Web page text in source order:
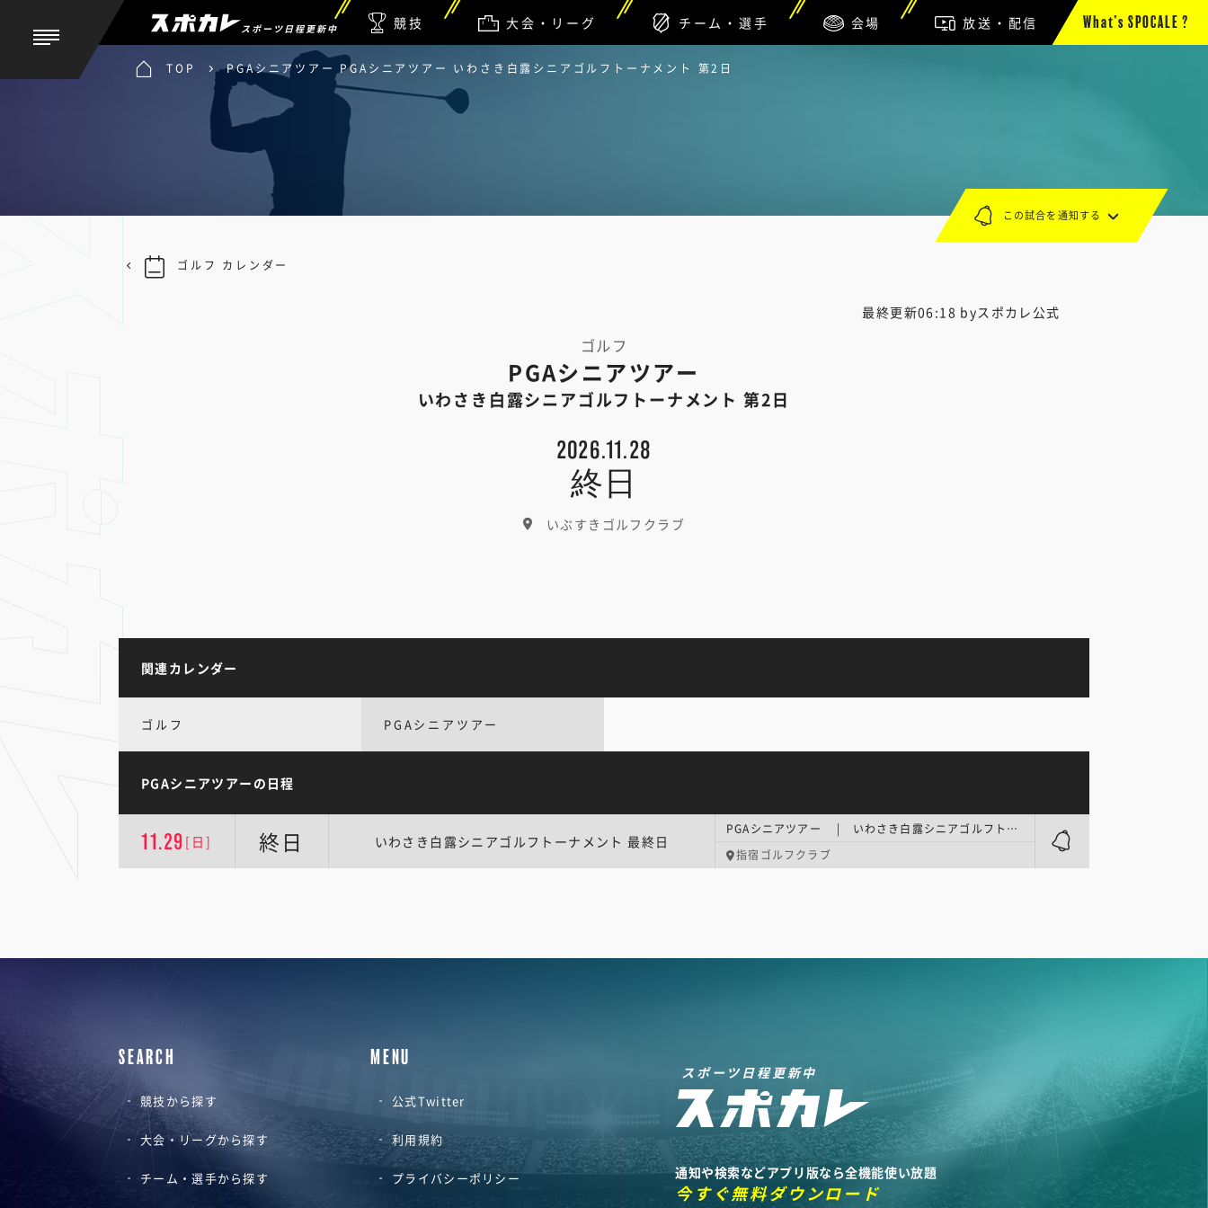
スポーツ日程更新中 競技 大会・リーグ チーム・選手 会場 放送・配信 What’s SPOCALE ?
TOP PGAシニアツアー PGAシニアツアー いわさき白露シニアゴルフトーナメント 第2日
最終更新06:18 byスポカレ公式
ゴルフ
PGAシニアツアー
いわさき白露シニアゴルフトーナメント 第2日
2026.11.28
終日
いぶすきゴルフクラブ
この試合を通知する
ゴルフ カレンダー
関連カレンダー
ゴルフ PGAシニアツアー
PGAシニアツアーの日程
11.29 [日] 終日 いわさき白露シニアゴルフトーナメント 最終日
PGAシニアツアー | いわさき白露シニアゴルフトーナメント 最終日
指宿ゴルフクラブ
SEARCH
競技から探す
大会・リーグから探す
チーム・選手から探す
MENU
公式Twitter
利用規約
プライバシーポリシー
スポーツ日程更新中
通知や検索などアプリ版なら全機能使い放題
今すぐ無料ダウンロード